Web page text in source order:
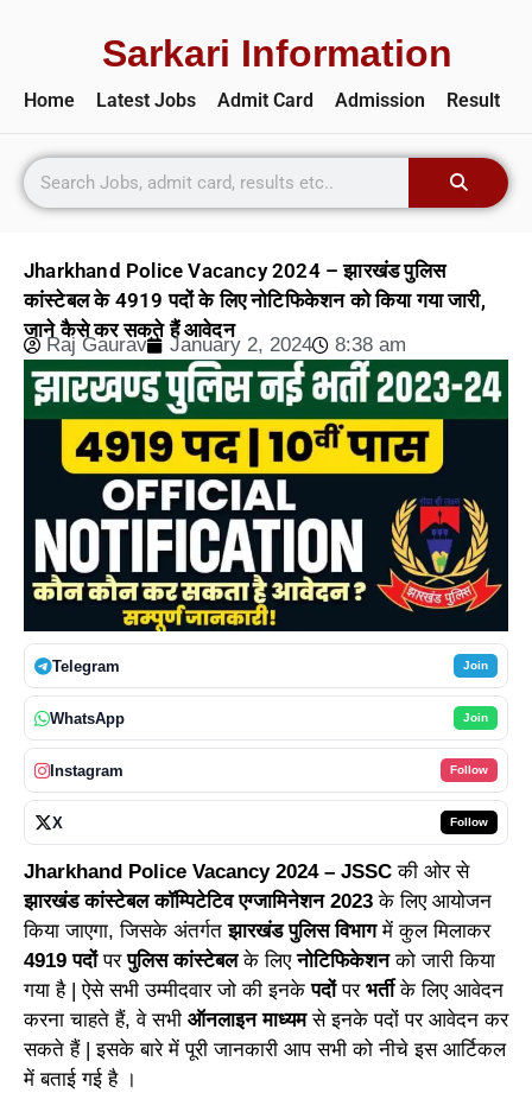
Sarkari Information
Home Latest Jobs Admit Card Admission Result
Jharkhand Police Vacancy 2024 – झारखंड पुलिस
कांस्टेबल के 4919 पदों के लिए नोटिफिकेशन को किया गया जारी,
जाने कैसे कर सकते हैं आवेदन
Raj Gaurav January 2, 2024 8:38 am
Telegram Join
WhatsApp Join
Instagram Follow
X Follow
Jharkhand Police Vacancy 2024 – JSSCकी ओर से
झारखंड कांस्टेबल कॉम्पिटेटिव एग्जामिनेशन 2023के लिए आयोजन
किया जाएगा, जिसके अंतर्गतझारखंड पुलिस विभागमें कुल मिलाकर
4919 पदोंपरपुलिस कांस्टेबलके लिएनोटिफिकेशनको जारी किया
गया है | ऐसे सभी उम्मीदवार जो की इनकेपदोंपर भर्तीके लिए आवेदन
करना चाहते हैं, वे सभी ऑनलाइन माध्यमसे इनके पदों पर आवेदन कर
सकते हैं | इसके बारे में पूरी जानकारी आप सभी को नीचे इस आर्टिकल
में बताई गई है ।